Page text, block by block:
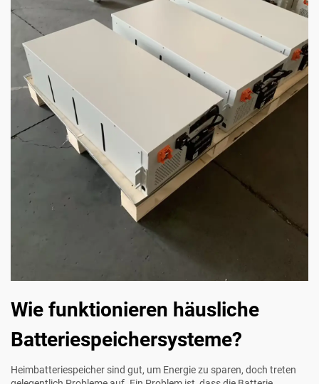
Wie funktionieren häusliche
Batteriespeichersysteme?
Heimbatteriespeicher sind gut, um Energie zu sparen, doch treten